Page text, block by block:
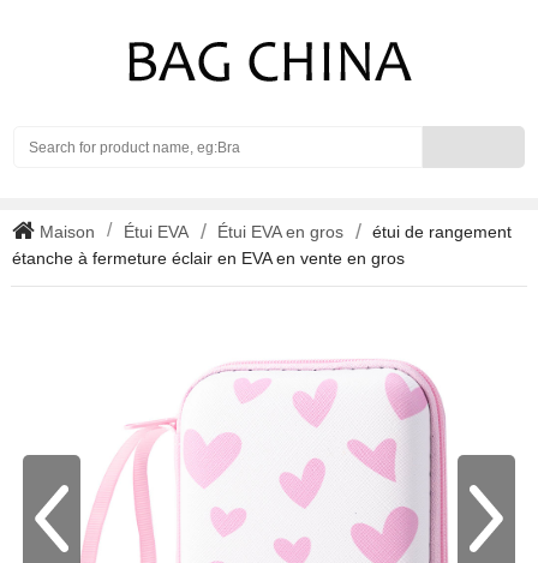
Maison Étui EVA Étui EVA en gros
étui de rangement
étanche à fermeture éclair en EVA en vente en gros